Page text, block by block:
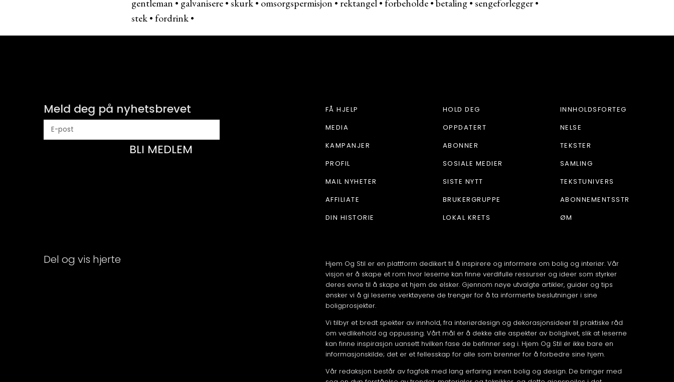
gentleman • galvanisere•skurk• omsorgspermisjon • rektangel•forbeholde•betaling•sengeforlegger•
stek•fordrink•
Meld deg på nyhetsbrevet
BLI MEDLEM
Hjem Og Stil er en plattform dedikert til å inspirere og informere om bolig og interiør. Vår
visjon er å skape et rom hvor leserne kan finne verdifulle ressurser og ideer som styrker
deres evne til å skape et hjem de elsker. Gjennom nøye utvalgte artikler, guider og tips
ønsker vi å gi leserne verktøyene de trenger for å ta informerte beslutninger i sine
boligprosjekter.
Vi tilbyr et bredt spekter av innhold, fra interiørdesign og dekorasjonsideer til praktiske råd
om vedlikehold og oppussing. Vårt mål er å dekke alle aspekter av boliglivet, slik at leserne
kan finne inspirasjon uansett hvilken fase de befinner seg i. Hjem Og Stil er ikke bare en
informasjonskilde; det er et fellesskap for alle som brenner for å forbedre sine hjem.
Vår redaksjon består av fagfolk med lang erfaring innen bolig og design. De bringer med
Del og vis hjerte
FÅ HJELP
MEDIA
KAMPANJER
PROFIL
MAIL NYHETER
AFFILIATE
DIN HISTORIE
HOLD DEG
OPPDATERT
ABONNER
SOSIALE MEDIER
SISTE NYTT
BRUKERGRUPPE
LOKAL KRETS
INNHOLDSFORTEG
NELSE
TEKSTER
SAMLING
TEKSTUNIVERS
ABONNEMENTSSTR
ØM